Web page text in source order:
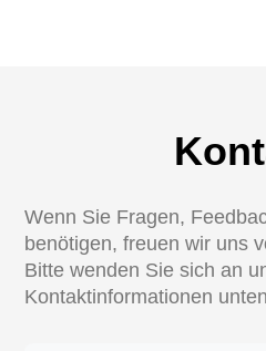
Wenn Sie Fragen,
benötigen, freuen wir uns
Bitte wenden Sie sich an
Kontaktinformationen